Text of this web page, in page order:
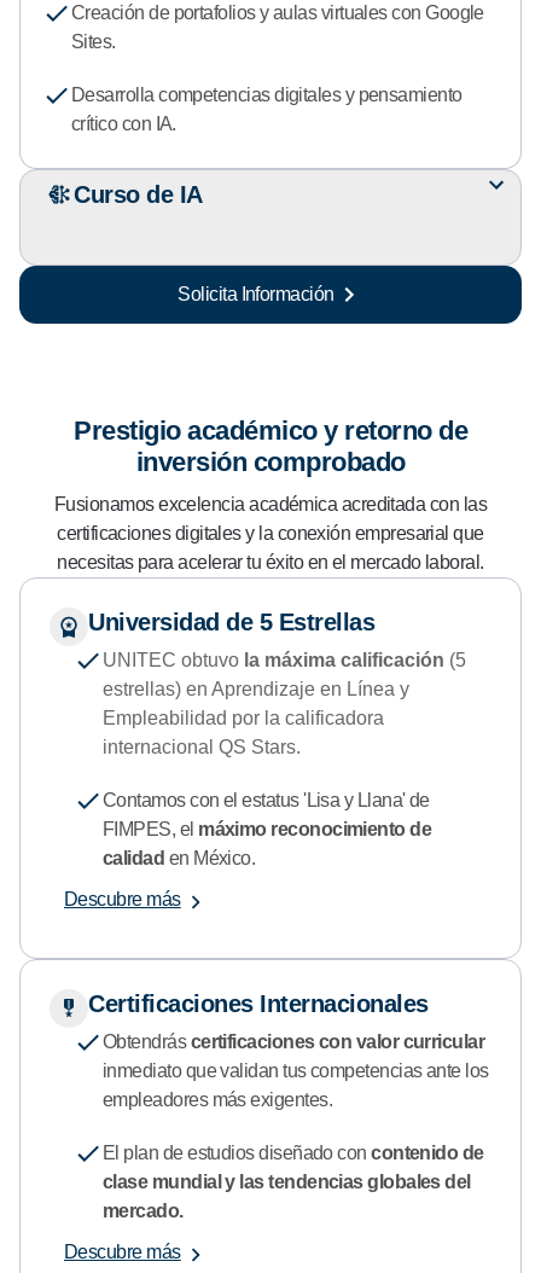
Creación de portafolios y aulas virtuales con Google
Sites.
Desarrolla competencias digitales y pensamiento
crítico con IA.
Curso de IA
Solicita Información
Prestigio académico y retorno de
inversión comprobado
Fusionamos excelencia académica acreditada con las
certificaciones digitales y la conexión empresarial que
necesitas para acelerar tu éxito en el mercado laboral.
Universidad de 5 Estrellas
UNITEC obtuvo la máxima calificación (5
estrellas) en Aprendizaje en Línea y
Empleabilidad por la calificadora
internacional QS Stars.
Contamos con el estatus 'Lisa y Llana' de
FIMPES, el máximo reconocimiento de
calidad en México.
Descubre más
Certificaciones Internacionales
Obtendráscertificaciones con valor curricular
inmediato que validan tus competencias ante los
empleadores más exigentes.
El plan de estudios diseñado concontenido de
clase mundial y las tendencias globales del
mercado.
Descubre más